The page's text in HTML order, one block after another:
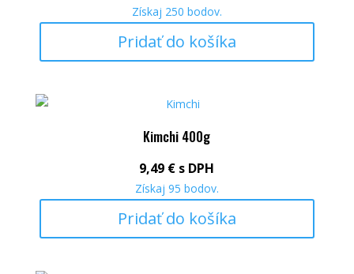
Získaj 250 bodov.
Pridať do košíka
Kimchi 400g
9,49 € s DPH
Získaj 95 bodov.
Pridať do košíka